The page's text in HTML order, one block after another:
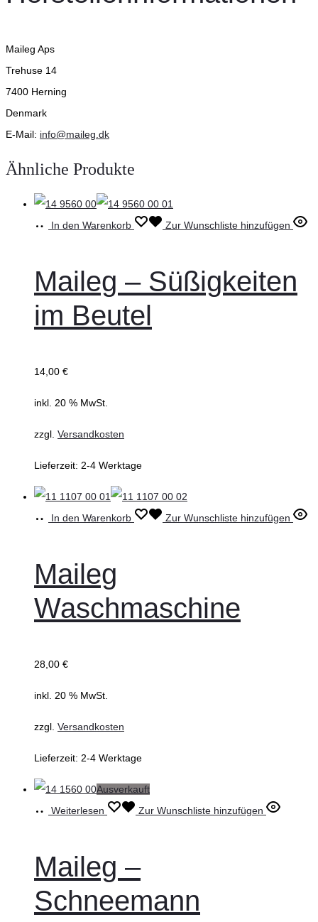
Maileg Aps
Trehuse 14
7400 Herning
Denmark
E-Mail: info@maileg.dk
Ähnliche Produkte
In den Warenkorb Zur Wunschliste hinzufügen
Maileg – Süßigkeiten
im Beutel
14,00 €
inkl. 20 % MwSt.
zzgl. Versandkosten
Lieferzeit: 2-4 Werktage
In den Warenkorb Zur Wunschliste hinzufügen
Maileg
Waschmaschine
28,00 €
inkl. 20 % MwSt.
zzgl. Versandkosten
Lieferzeit: 2-4 Werktage
Ausverkauft
Weiterlesen
Zur Wunschliste hinzufügen
Maileg –
Schneemann